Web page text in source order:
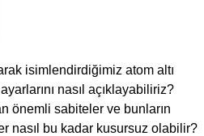
isimlendirdiğimiz atom altı
nasıl açıklayabiliriz?
önemli sabiteler ve bunların
nasıl bu kadar kusursuz olabilir?